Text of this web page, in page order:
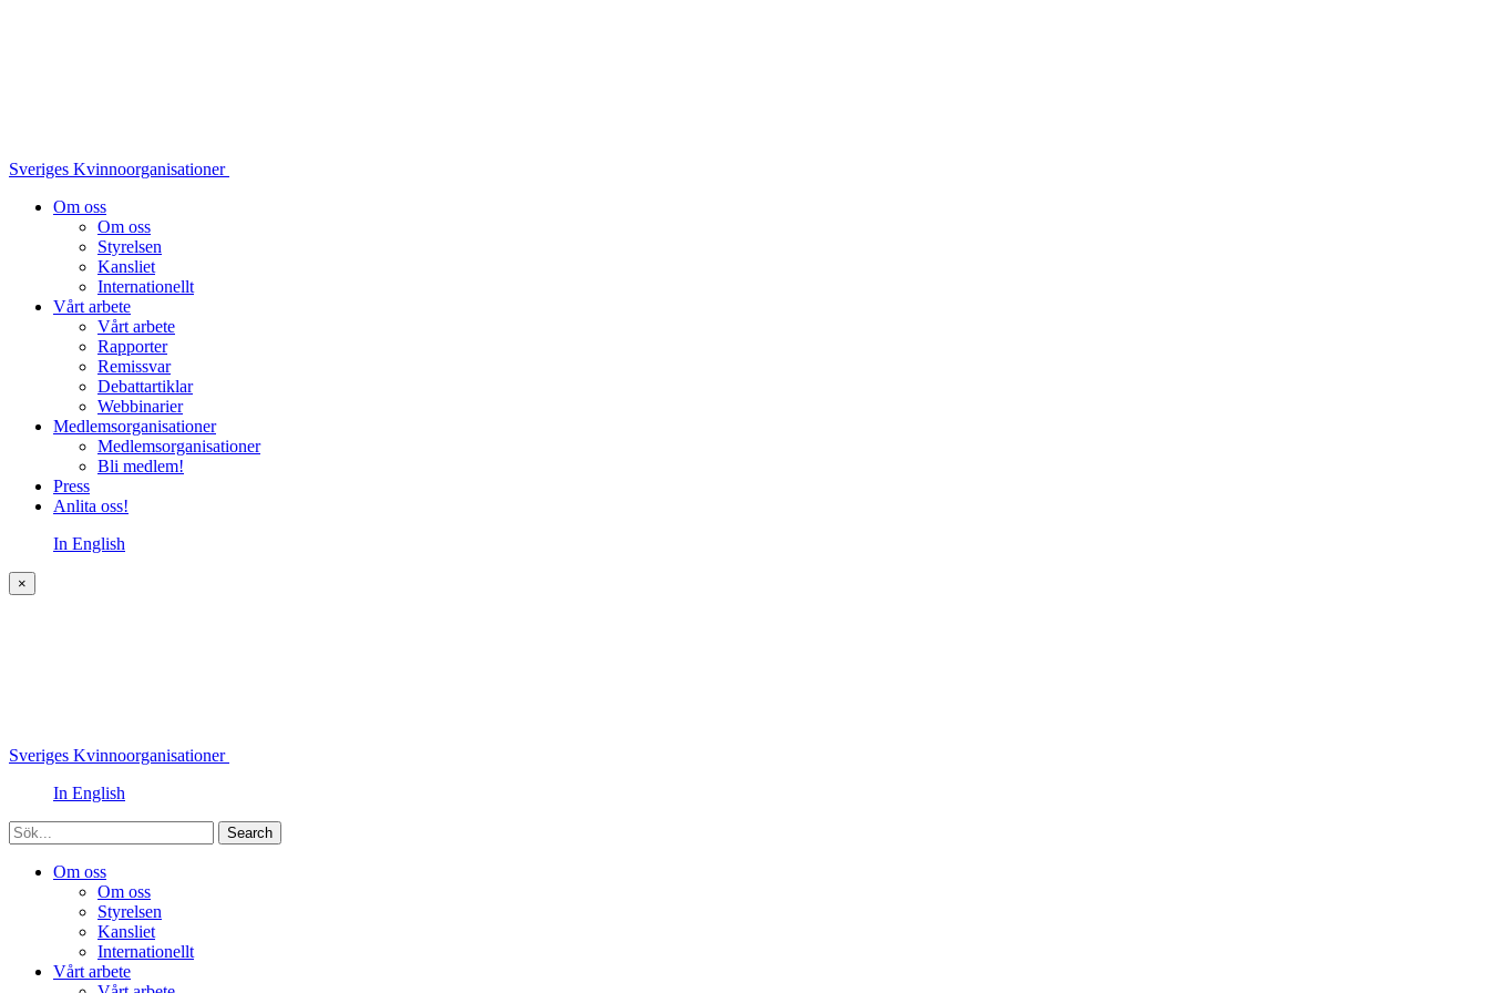
Sveriges Kvinnoorganisationer
Om oss
Om oss
Styrelsen
Kansliet
Internationellt
Vårt arbete
Vårt arbete
Rapporter
Remissvar
Debattartiklar
Webbinarier
Medlemsorganisationer
Medlemsorganisationer
Bli medlem!
Press
Anlita oss!
In English
×
Sveriges Kvinnoorganisationer
In English
Sök
Om oss
Om oss
Styrelsen
Kansliet
Internationellt
Vårt arbete